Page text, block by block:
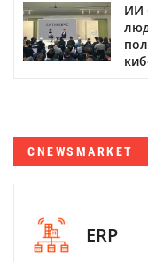
ИИ
CNEWSMARKET
ERP